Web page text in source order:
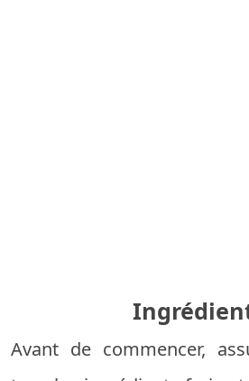
Avant de commencer,